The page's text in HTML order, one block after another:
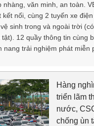
nhàng, văn minh, an toàn.
kết nối, cùng 2 tuyến xe
sinh trong và ngoài trời
12 quầy thông tin cùng
nang trải nghiệm phát miễn
Hàng
triển lãm
nước,
chống ùn